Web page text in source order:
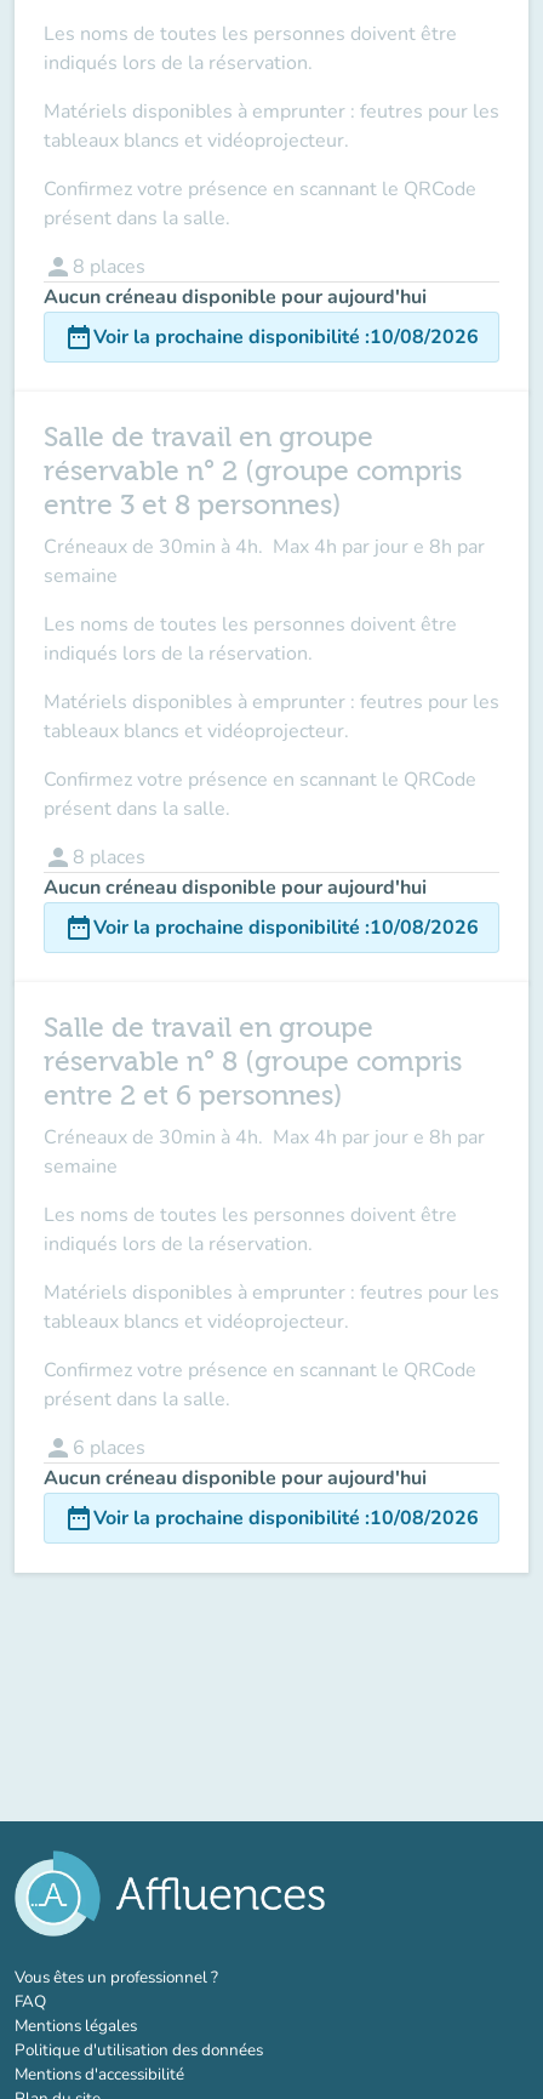
Les noms de toutes les personnes doivent être
indiqués lors de la réservation.
Matériels disponibles à emprunter : feutres pour les
tableaux blancs et vidéoprojecteur.
Confirmez votre présence en scannant le QRCode
présent dans la salle.
person 8 places
Aucun créneau disponible pour aujourd'hui
date_rangeVoir la prochaine disponibilité :10/08/2026
Salle de travail en groupe
réservable n° 2 (groupe compris
entre 3 et 8 personnes)
Créneaux de 30min à 4h. Max 4h par jour e 8h par
semaine
Les noms de toutes les personnes doivent être
indiqués lors de la réservation.
Matériels disponibles à emprunter : feutres pour les
tableaux blancs et vidéoprojecteur.
Confirmez votre présence en scannant le QRCode
présent dans la salle.
person 8 places
Aucun créneau disponible pour aujourd'hui
date_rangeVoir la prochaine disponibilité :10/08/2026
Salle de travail en groupe
réservable n° 8 (groupe compris
entre 2 et 6 personnes)
Créneaux de 30min à 4h. Max 4h par jour e 8h par
semaine
Les noms de toutes les personnes doivent être
indiqués lors de la réservation.
Matériels disponibles à emprunter : feutres pour les
tableaux blancs et vidéoprojecteur.
Confirmez votre présence en scannant le QRCode
présent dans la salle.
person 6 places
Aucun créneau disponible pour aujourd'hui
date_rangeVoir la prochaine disponibilité :10/08/2026
Vous êtes un professionnel ?(nouvel onglet)
FAQ
Mentions légales
Politique d'utilisation des données
Mentions d'accessibilité